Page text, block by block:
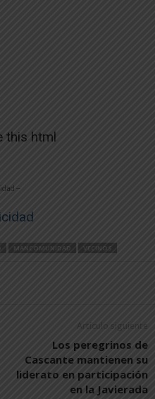
this html
--
MANCOMUNIDAD VECINOS
Artículo siguiente
Los peregrinos de
Cascante mantienen su
liderato en participación
en la Javierada